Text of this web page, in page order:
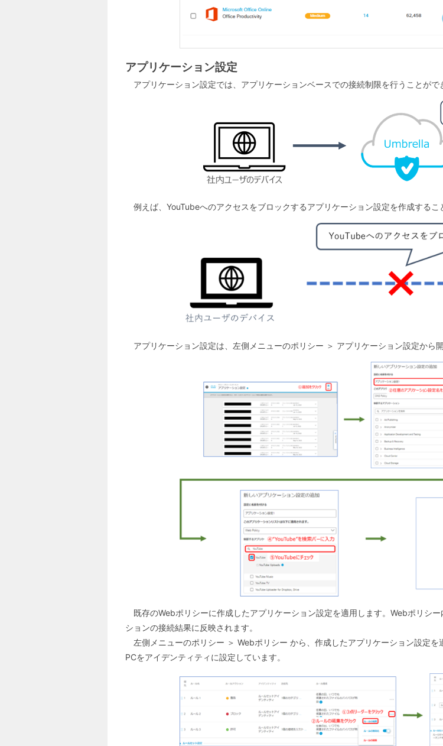
アプリケーション設定
アプリケーション設定では、アプリケーションベースでの接続制限を行うことがで
例えば、YouTubeへのアクセスをブロックするアプリケーション設定を作成するこ
アプリケーション設定は、左側メニューのポリシー ＞ アプリケーション設定から開
既存のWebポリシーに作成したアプリケーション設定を適用します。 Webポリシ
ションの接続結果に反映されます。
左側メニューのポリシー ＞ Webポリシー から、作成したアプリケーション設定
PCをアイデンティティに設定しています。